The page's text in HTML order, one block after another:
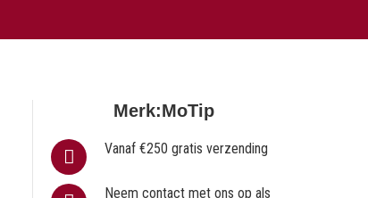
Merk:MoTip
Vanaf €250 gratis verzending
Neem contact met ons op als